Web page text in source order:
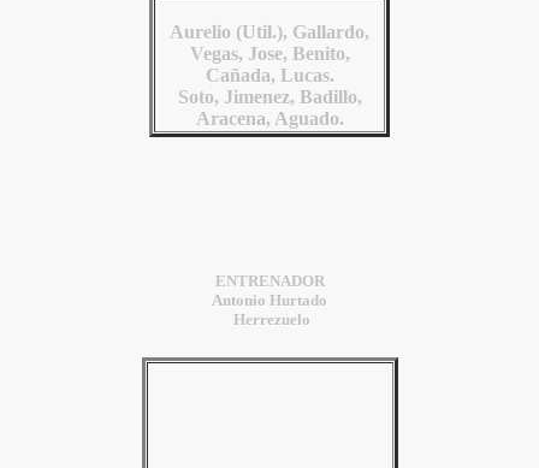
Aurelio (Util.), Gallardo,
Vegas, Jose, Benito,
Cañada, Lucas.
Soto, Jimenez, Badillo,
Aracena, Aguado.
ENTRENADOR
Antonio Hurtado
Herrezuelo